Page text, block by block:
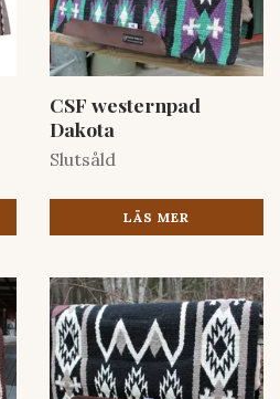
CSF westernpad
Dakota
Slutsåld
LÄS MER